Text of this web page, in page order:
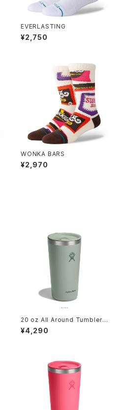
EVERLASTING
¥2,750
WONKA BARS
¥2,970
20 oz All Around Tumbler
Agave
¥4,290